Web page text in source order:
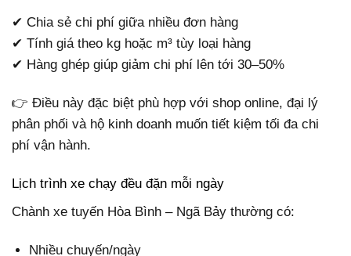
✔ Chia sẻ chi phí giữa nhiều đơn hàng
✔ Tính giá theo kg hoặc m³ tùy loại hàng
✔ Hàng ghép giúp giảm chi phí lên tới 30–50%
👉 Điều này đặc biệt phù hợp với shop online, đại lý
phân phối và hộ kinh doanh muốn tiết kiệm tối đa chi
phí vận hành.
Lịch trình xe chạy đều đặn mỗi ngày
Chành xe tuyến Hòa Bình – Ngã Bảy thường có:
Nhiều chuyến/ngày